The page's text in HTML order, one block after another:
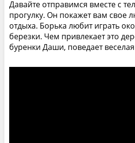
Давайте отправимся вместе с
прогулку. Он покажет вам свое
отдыха. Борька любит играть
березки. Чем привлекает это
буренки Даши, поведает